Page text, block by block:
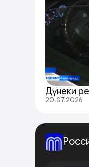
Дүнеки
20.07.2026